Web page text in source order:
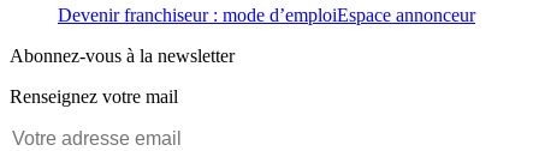
Devenir franchiseur : mode d’emploiEspace annonceur
Abonnez-vous à la newsletter
Renseignez votre mail